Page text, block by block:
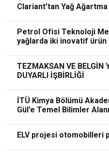
Clariant'tan Yağ
Petrol Ofisi Teknoloji
yağlarda iki inovatif ürün
TEZMAKSAN VE BELGİN
DUYARLI İŞBİRLİĞİ
İTÜ Kimya Bölümü
Gül’e Temel Bilimler
ELV projesi otomobilleri